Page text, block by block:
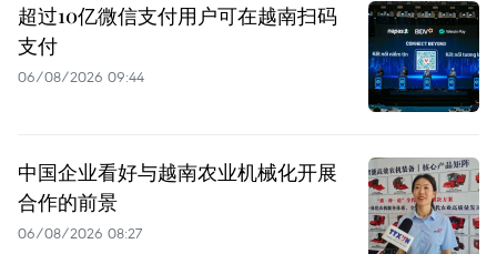
超过10亿微信支付用户可在越南扫码
支付
06/08/2026 09:44
中国企业看好与越南农业机械化开展
合作的前景
06/08/2026 08:27